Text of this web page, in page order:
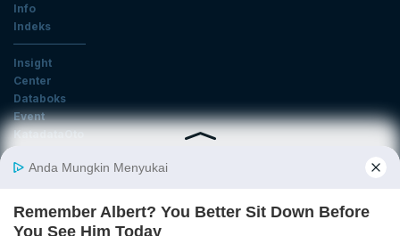
Info
Indeks
Insight
Center
Databoks
Event
KatadataOto
Email
Daftar